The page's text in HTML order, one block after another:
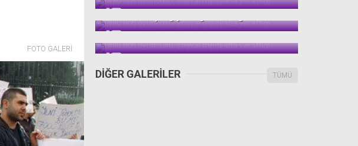
FOTO GALERİ
Yağmura yakalanan vatandaşlar
DİĞER GALERİLER TÜMÜ